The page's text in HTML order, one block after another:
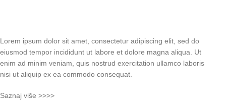
Lorem ipsum dolor sit amet, consectetur adipiscing elit, sed do
eiusmod tempor incididunt ut labore et dolore magna aliqua. Ut
enim ad minim veniam, quis nostrud exercitation ullamco laboris
nisi ut aliquip ex ea commodo consequat.
Saznaj više >>>>